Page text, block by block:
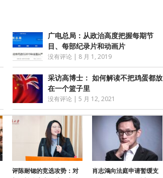
广电总局：从政治高度把握每期节
目、每部纪录片和动画片
没有评论 | 8 月 1, 2019
采访高博士： 如何解读不把鸡蛋都放
在一个篮子里
没有评论 |5 月 12, 2021
评陈耐锶的竞选攻势：对
肖志鴻向法庭申请暂缓支